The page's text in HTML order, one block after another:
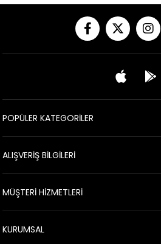
POPÜLER KATEGORİLER
ALIŞVERİŞ BİLGİLERİ
MÜŞTERİ HİZMETLERİ
KURUMSAL